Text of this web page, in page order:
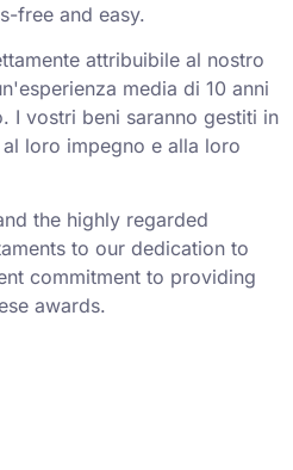
free and easy.
attribuibile al nostro
media di 10 anni
I vostri beni saranno gestiti in
loro impegno e alla loro
the highly regarded
to our dedication to
commitment to providing
awards.